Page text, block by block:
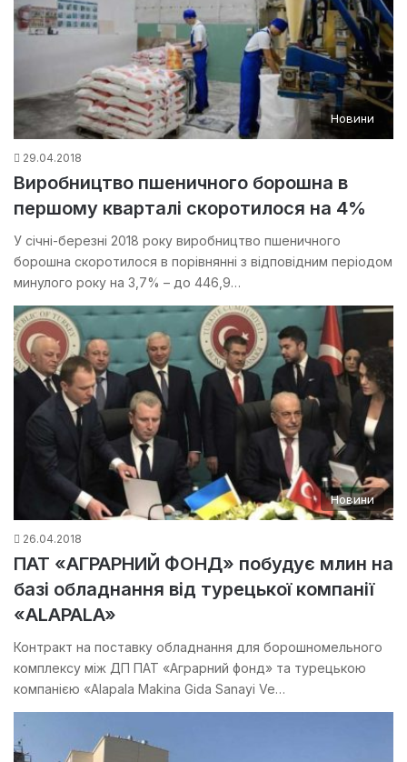
Новини
29.04.2018
Виробництво пшеничного борошна в
першому кварталі скоротилося на 4%
У січні-березні 2018 року виробництво пшеничного
борошна скоротилося в порівнянні з відповідним періодом
минулого року на 3,7% – до 446,9…
Новини
26.04.2018
ПАТ «АГРАРНИЙ ФОНД» побудує млин на
базі обладнання від турецької компанії
«АLAPALA»
Контракт на поставку обладнання для борошномельного
комплексу між ДП ПАТ «Аграрний фонд» та турецькою
компанією «Alapala Makina Gida Sanayi Ve…